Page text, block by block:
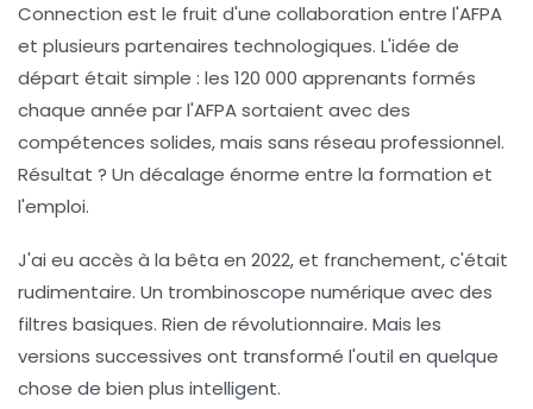
Connection est le fruit d'une collaboration entre l'AFPA
et plusieurs partenaires technologiques. L'idée de
départ était simple : les 120 000 apprenants formés
chaque année par l'AFPA sortaient avec des
compétences solides, mais sans réseau professionnel.
Résultat ? Un décalage énorme entre la formation et
l'emploi.
J'ai eu accès à la bêta en 2022, et franchement, c'était
rudimentaire. Un trombinoscope numérique avec des
filtres basiques. Rien de révolutionnaire. Mais les
versions successives ont transformé l'outil en quelque
chose de bien plus intelligent.